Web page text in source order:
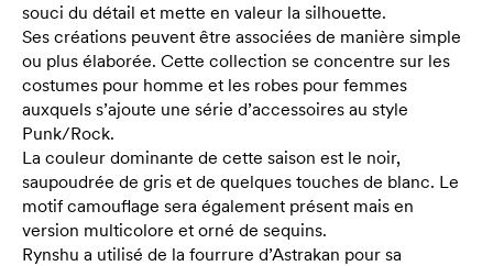
souci du détail et mette en valeur la silhouette.
Ses créations peuvent être associées de manière simple
ou plus élaborée. Cette collection se concentre sur les
costumes pour homme et les robes pour femmes
auxquels s’ajoute une série d’accessoires au style
Punk/Rock.
La couleur dominante de cette saison est le noir,
saupoudrée de gris et de quelques touches de blanc. Le
motif camouflage sera également présent mais en
version multicolore et orné de sequins.
Rynshu a utilisé de la fourrure d’Astrakan pour sa